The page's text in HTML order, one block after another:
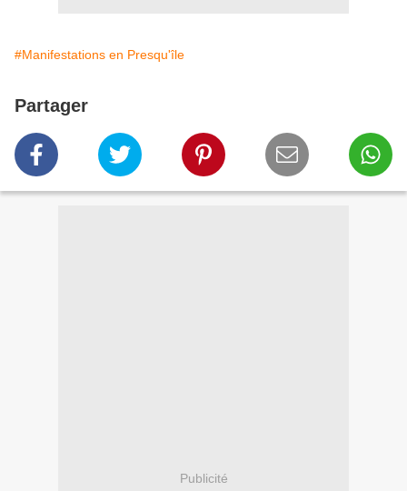
#Manifestations en Presqu'île
Partager
Publicité